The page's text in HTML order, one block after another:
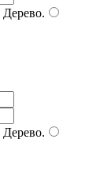
Дерево.
Дерево.